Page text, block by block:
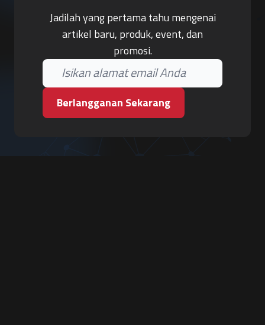
Jadilah yang pertama tahu mengenai
artikel baru, produk, event, dan
promosi.
Berlangganan Sekarang